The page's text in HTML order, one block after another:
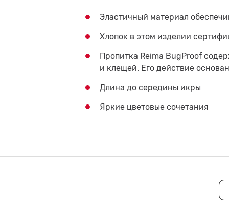
Эластичный материал
Хлопок в этом изделии
Пропитка Reima BugProof
и клещей. Его действие
Длина до середины икры
Яркие цветовые сочетания